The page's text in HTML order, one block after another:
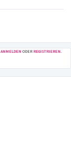
ANMELDENODER REGISTRIEREN.